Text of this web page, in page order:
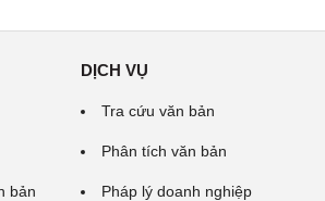
bản
DỊCH VỤ
Tra cứu văn bản
Phân tích văn bản
Pháp lý doanh nghiệp